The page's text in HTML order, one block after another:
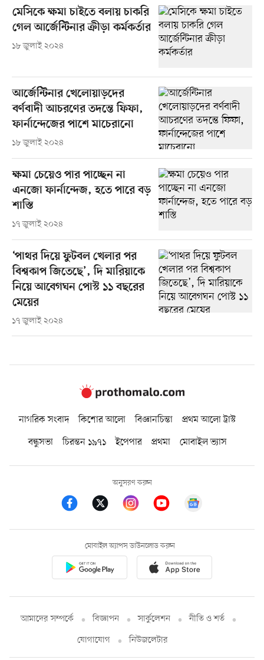
মেসিকে ক্ষমা চাইতে বলায় চাকরি
গেল আর্জেন্টিনার ক্রীড়া কর্মকর্তার
১৮ জুলাই ২০২৪
আর্জেন্টিনার খেলোয়াড়দের
বর্ণবাদী আচরণের তদন্তে ফিফা,
ফার্নান্দেজের পাশে মাচেরানো
১৮ জুলাই ২০২৪
ক্ষমা চেয়েও পার পাচ্ছেন না
এনজো ফার্নান্দেজ, হতে পারে বড়
শাস্তি
১৭ জুলাই ২০২৪
‘পাথর দিয়ে ফুটবল খেলার পর
বিশ্বকাপ জিতেছে’, দি মারিয়াকে
নিয়ে আবেগঘন পোস্ট ১১ বছরের
মেয়ের
১৭ জুলাই ২০২৪
নাগরিক সংবাদ কিশোর আলো বিজ্ঞানচিন্তা
প্রথম আলো ট্রাস্ট
বন্ধুসভা
চিরন্তন ১৯৭১ ইপেপার প্রথমা মোবাইল ভ্যাস
অনুসরণ করুন
মোবাইল অ্যাপস ডাউনলোড করুন
আমাদের সম্পর্কে বিজ্ঞাপন সার্কুলেশন
নীতি ও শর্ত
যোগাযোগ
নিউজলেটার